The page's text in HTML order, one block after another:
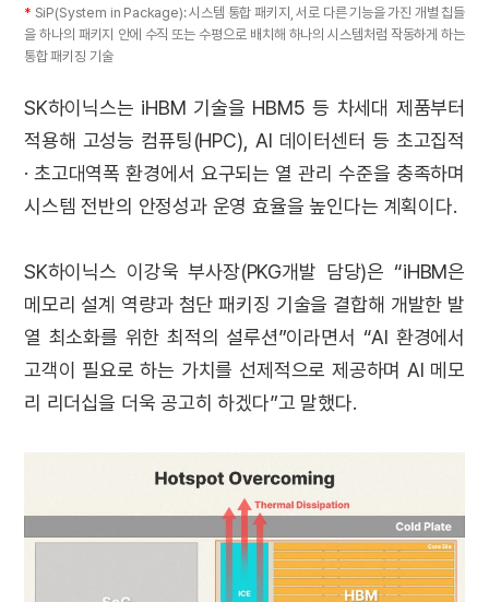
* SiP(System in Package): 시스템 통합 패키지, 서로 다른 기능을 가진 개별 칩들
을 하나의 패키지 안에 수직 또는 수평으로 배치해 하나의 시스템처럼 작동하게 하는
통합 패키징 기술
SK하이닉스는 iHBM 기술을 HBM5 등 차세대 제품부터
적용해 고성능 컴퓨팅(HPC), AI 데이터센터 등 초고집적
· 초고대역폭 환경에서 요구되는 열 관리 수준을 충족하며
시스템 전반의 안정성과 운영 효율을 높인다는 계획이다.
SK하이닉스 이강욱 부사장(PKG개발 담당)은 “iHBM은
메모리 설계 역량과 첨단 패키징 기술을 결합해 개발한 발
열 최소화를 위한 최적의 설루션”이라면서 “AI 환경에서
고객이 필요로 하는 가치를 선제적으로 제공하며 AI 메모
리 리더십을 더욱 공고히 하겠다”고 말했다.